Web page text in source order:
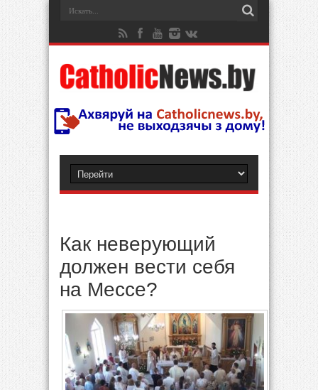
Как неверующий
должен вести себя
на Мессе?